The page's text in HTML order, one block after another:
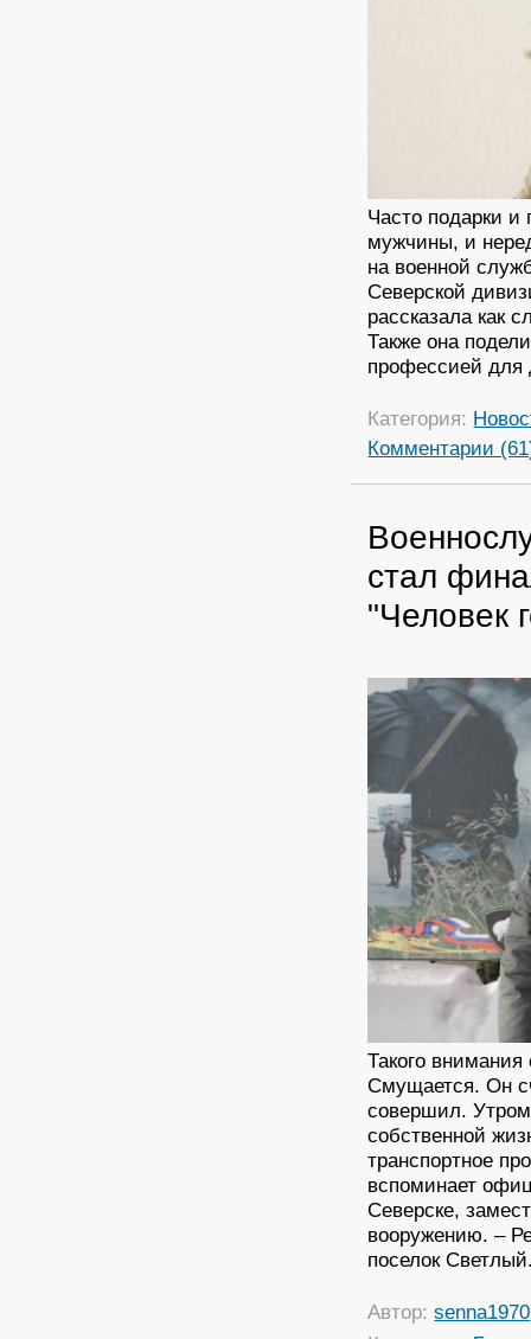
Часто подарки и
мужчины, и
на военной
Северской
рассказала как
Также она
профессией для
Категория:
Комментарии
стал
"Человек
Такого
Смущается. Он
совершил.
собственной
транспортное
вспоминает
Северске,
вооружению. –
поселок
Автор:senna1970